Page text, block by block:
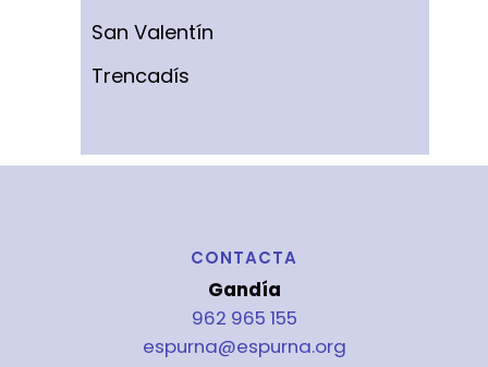
San Valentín
Trencadís
CONTACTA
Gandía
962 965 155
espurna@espurna.org